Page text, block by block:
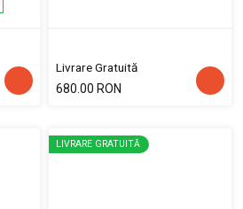
Livrare Gratuită
680.00 RON
LIVRARE GRATUITĂ